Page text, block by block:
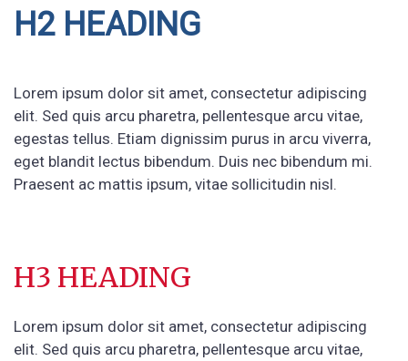
H2 HEADING
Lorem ipsum dolor sit amet, consectetur adipiscing
elit. Sed quis arcu pharetra, pellentesque arcu vitae,
egestas tellus. Etiam dignissim purus in arcu viverra,
eget blandit lectus bibendum. Duis nec bibendum mi.
Praesent ac mattis ipsum, vitae sollicitudin nisl.
H3 HEADING
Lorem ipsum dolor sit amet, consectetur adipiscing
elit. Sed quis arcu pharetra, pellentesque arcu vitae,